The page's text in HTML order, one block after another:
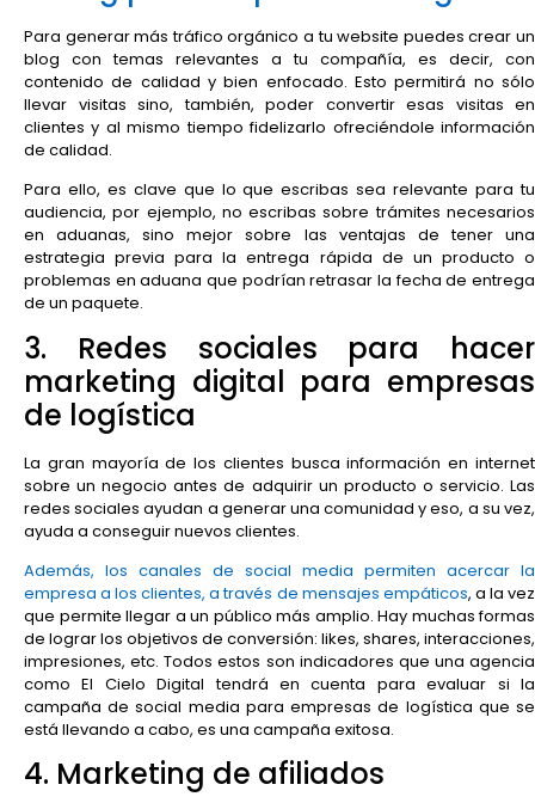
Para generar más tráfico orgánico a tu website puedes crear un
blog con temas relevantes a tu compañía, es decir, con
contenido de calidad y bien enfocado. Esto permitirá no sólo
llevar visitas sino, también, poder convertir esas visitas en
clientes y al mismo tiempo fidelizarlo ofreciéndole información
de calidad.
Para ello, es clave que lo que escribas sea relevante para tu
audiencia, por ejemplo, no escribas sobre trámites necesarios
en aduanas, sino mejor sobre las ventajas de tener una
estrategia previa para la entrega rápida de un producto o
problemas en aduana que podrían retrasar la fecha de entrega
de un paquete.
3. Redes sociales para hacer
marketing digital para empresas
de logística
La gran mayoría de los clientes busca información en internet
sobre un negocio antes de adquirir un producto o servicio. Las
redes sociales ayudan a generar una comunidad y eso, a su vez,
ayuda a conseguir nuevos clientes.
Además, los canales de social media permiten acercar la
empresa a los clientes, a través de mensajes empáticos, a la vez
que permite llegar a un público más amplio. Hay muchas formas
de lograr los objetivos de conversión: likes, shares, interacciones,
impresiones, etc. Todos estos son indicadores que una agencia
como El Cielo Digital tendrá en cuenta para evaluar si la
campaña de social media para empresas de logística que se
está llevando a cabo, es una campaña exitosa.
4. Marketing de afiliados